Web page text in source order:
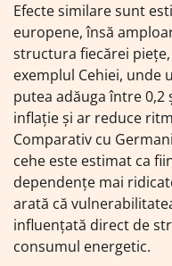
Efecte similare sunt
europene, însă
structura fiecărei
exemplul Cehiei,
putea adăuga între 0,2
inflație și ar reduce
Comparativ cu
cehe este estimat ca
dependențe mai
arată că
influențată direct de
consumul energetic.